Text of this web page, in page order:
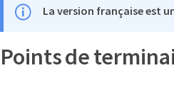
La version française est
Points de